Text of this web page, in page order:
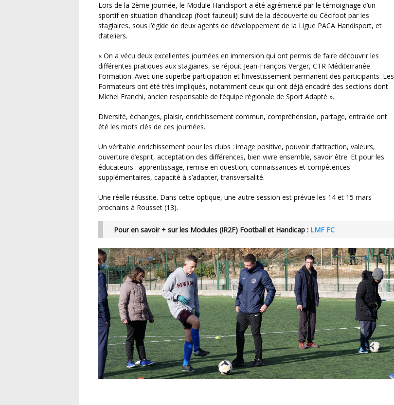
Lors de la 2ème journée, le Module Handisport a été agrémenté par le témoignage d’un
sportif en situation d’handicap (foot fauteuil) suivi de la découverte du Cécifoot par les
stagiaires, sous l’égide de deux agents de développement de la Ligue PACA Handisport, et
d’ateliers.
« On a vécu deux excellentes journées en immersion qui ont permis de faire découvrir les
différentes pratiques aux stagiaires, se réjouit Jean-François Verger, CTR Méditerranée
Formation. Avec une superbe participation et l’investissement permanent des participants. Les
Formateurs ont été très impliqués, notamment ceux qui ont déjà encadré des sections dont
Michel Franchi, ancien responsable de l’équipe régionale de Sport Adapté ».
Diversité, échanges, plaisir, enrichissement commun, compréhension, partage, entraide ont
été les mots clés de ces journées.
Un véritable enrichissement pour les clubs : image positive, pouvoir d’attraction, valeurs,
ouverture d’esprit, acceptation des différences, bien vivre ensemble, savoir être. Et pour les
éducateurs : apprentissage, remise en question, connaissances et compétences
supplémentaires, capacité à s’adapter, transversalité.
Une réelle réussite. Dans cette optique, une autre session est prévue les 14 et 15 mars
prochains à Rousset (13).
Pour en savoir + sur les Modules (IR2F) Football et Handicap : LMF FC